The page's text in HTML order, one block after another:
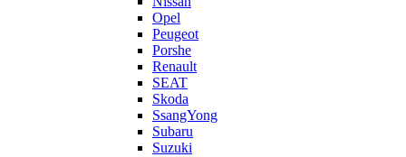
Opel
Peugeot
Porshe
Renault
SEAT
Skoda
SsangYong
Subaru
Suzuki